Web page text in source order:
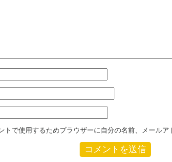
トで使用するためブラウザーに自分の名前、メールア